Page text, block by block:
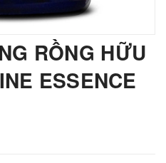
RỒNG HỮU
ESSENCE